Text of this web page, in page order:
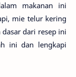
makanan ini
mie telur kering
dari resep ini
ini dan lengkapi